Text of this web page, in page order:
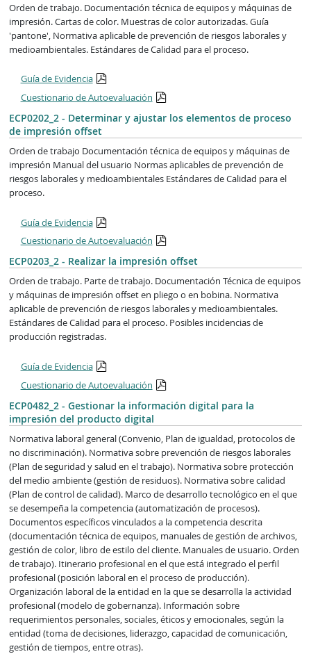
Orden de trabajo. Documentación técnica de equipos y máquinas de
impresión. Cartas de color. Muestras de color autorizadas. Guía
'pantone', Normativa aplicable de prevención de riesgos laborales y
medioambientales. Estándares de Calidad para el proceso.
Guía de Evidencia
Cuestionario de Autoevaluación
ECP0202_2 - Determinar y ajustar los elementos de proceso
de impresión offset
Orden de trabajo Documentación técnica de equipos y máquinas de
impresión Manual del usuario Normas aplicables de prevención de
riesgos laborales y medioambientales Estándares de Calidad para el
proceso.
Guía de Evidencia
Cuestionario de Autoevaluación
ECP0203_2 - Realizar la impresión offset
Orden de trabajo. Parte de trabajo. Documentación Técnica de equipos
y máquinas de impresión offset en pliego o en bobina. Normativa
aplicable de prevención de riesgos laborales y medioambientales.
Estándares de Calidad para el proceso. Posibles incidencias de
producción registradas.
Guía de Evidencia
Cuestionario de Autoevaluación
ECP0482_2 - Gestionar la información digital para la
impresión del producto digital
Normativa laboral general (Convenio, Plan de igualdad, protocolos de
no discriminación). Normativa sobre prevención de riesgos laborales
(Plan de seguridad y salud en el trabajo). Normativa sobre protección
del medio ambiente (gestión de residuos). Normativa sobre calidad
(Plan de control de calidad). Marco de desarrollo tecnológico en el que
se desempeña la competencia (automatización de procesos).
Documentos específicos vinculados a la competencia descrita
(documentación técnica de equipos, manuales de gestión de archivos,
gestión de color, libro de estilo del cliente. Manuales de usuario. Orden
de trabajo). Itinerario profesional en el que está integrado el perfil
profesional (posición laboral en el proceso de producción).
Organización laboral de la entidad en la que se desarrolla la actividad
profesional (modelo de gobernanza). Información sobre
requerimientos personales, sociales, éticos y emocionales, según la
entidad (toma de decisiones, liderazgo, capacidad de comunicación,
gestión de tiempos, entre otras).